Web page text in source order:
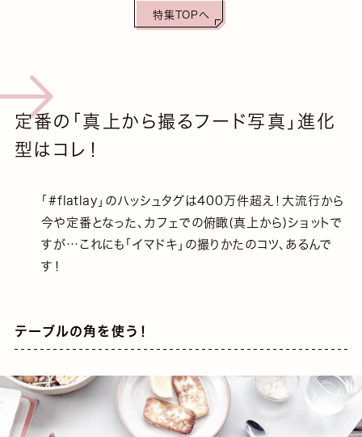
特集TOPへ
定番の「真上から撮るフード写真」進化
型はコレ！
「#flatlay」のハッシュタグは400万件超え！大流行から
今や定番となった、カフェでの俯瞰(真上から)ショットで
すが…これにも「イマドキ」の撮りかたのコツ、あるんで
す！
テーブルの角を使う！